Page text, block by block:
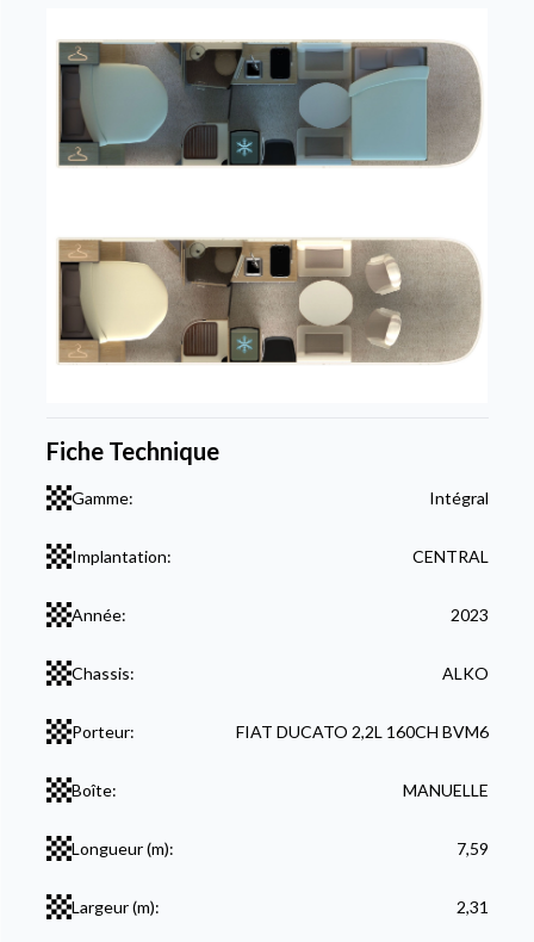
Fiche Technique
Gamme: Intégral
Implantation: CENTRAL
Année: 2023
Chassis: ALKO
Porteur: FIAT DUCATO 2,2L 160CH BVM6
Boîte: MANUELLE
Longueur (m): 7,59
Largeur (m): 2,31